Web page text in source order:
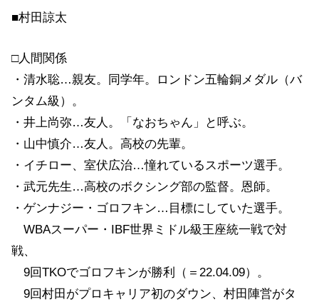
■村田諒太
□人間関係
・清水聡…親友。同学年。ロンドン五輪銅メダル（バ
ンタム級）。
・井上尚弥…友人。「なおちゃん」と呼ぶ。
・山中慎介…友人。高校の先輩。
・イチロー、室伏広治…憧れているスポーツ選手。
・武元先生…高校のボクシング部の監督。恩師。
・ゲンナジー・ゴロフキン…目標にしていた選手。
WBAスーパー・IBF世界ミドル級王座統一戦で対
戦、
9回TKOでゴロフキンが勝利（＝22.04.09）。
9回村田がプロキャリア初のダウン、村田陣営がタ